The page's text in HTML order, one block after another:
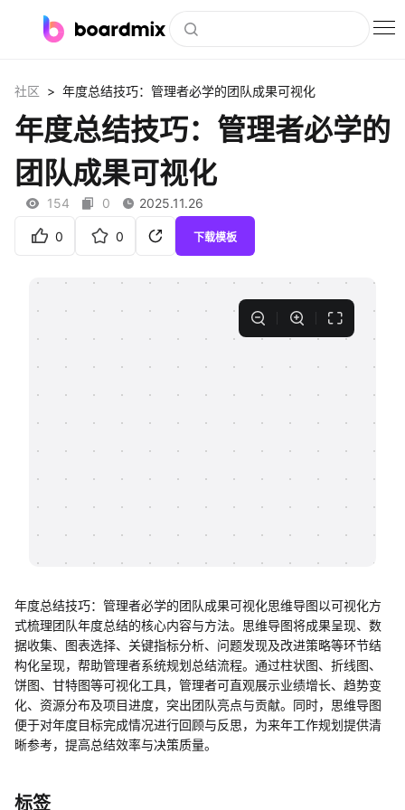
社区资源
会员
企业服务
客户案例
社区 > 年度总结技巧：管理者必学的团队成果可视化
年度总结技巧：管理者必学的
团队成果可视化
154 0 2025.11.26
0 0 下载模板
年度总结技巧：管理者必学的团队成果可视化思维导图以可视化方
式梳理团队年度总结的核心内容与方法。思维导图将成果呈现、数
据收集、图表选择、关键指标分析、问题发现及改进策略等环节结
构化呈现，帮助管理者系统规划总结流程。通过柱状图、折线图、
饼图、甘特图等可视化工具，管理者可直观展示业绩增长、趋势变
化、资源分布及项目进度，突出团队亮点与贡献。同时，思维导图
便于对年度目标完成情况进行回顾与反思，为来年工作规划提供清
晰参考，提高总结效率与决策质量。
标签